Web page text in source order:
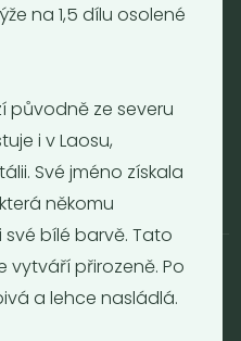
na 1,5 dílu osolené
původně ze severu
i v Laosu,
Své jméno získala
někomu
bílé barvě. Tato
vytváří přirozeně. Po
a lehce nasládlá.